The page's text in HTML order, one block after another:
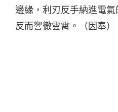
邊緣，利刃反手納進電
反而響徹雲霄。（因奉）